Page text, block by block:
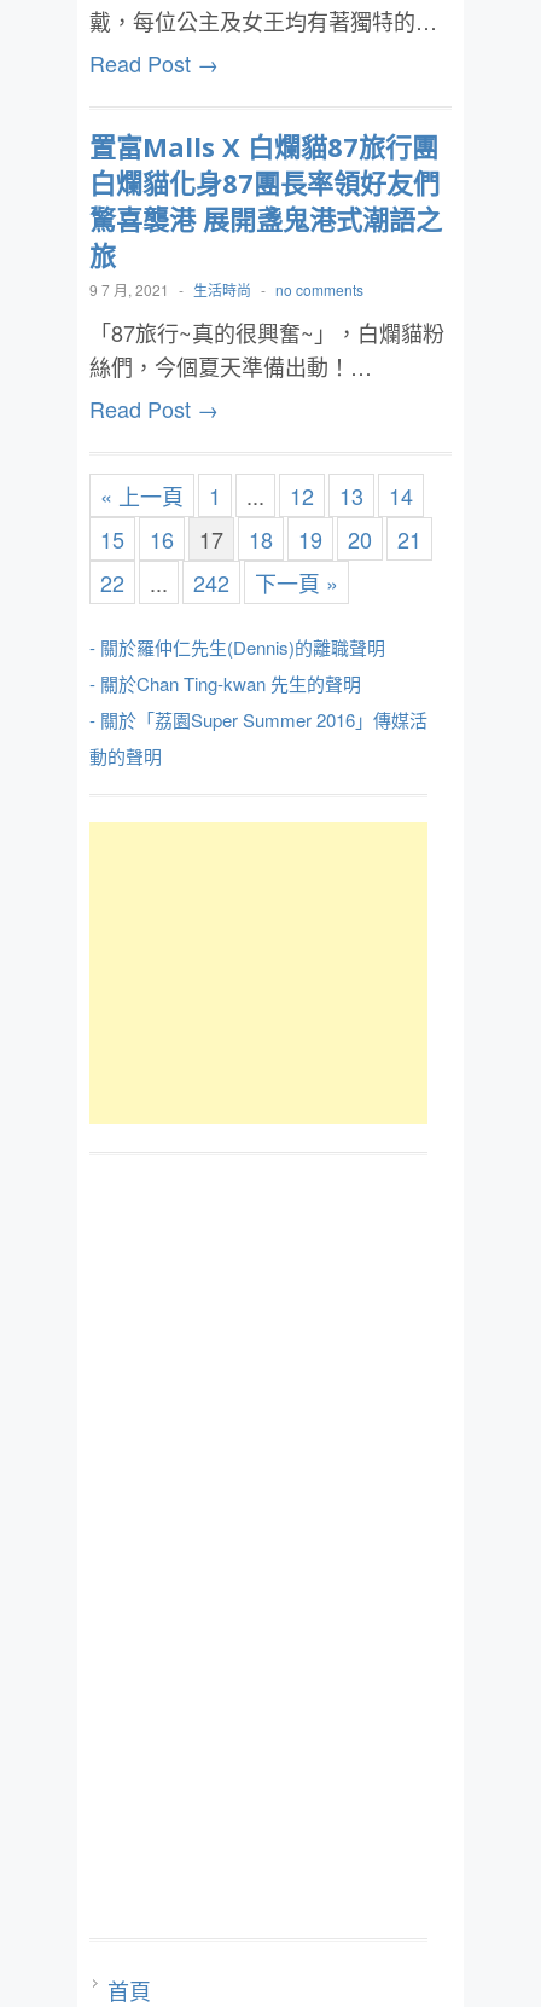
戴，每位公主及女王均有著獨特的…
Read Post →
置富Malls X 白爛貓87旅行團
白爛貓化身87團長率領好友們
驚喜襲港 展開盞鬼港式潮語之
旅
9 7 月, 2021 - 生活時尚 - no comments
「87旅行~真的很興奮~」，白爛貓粉
絲們，今個夏天準備出動！…
Read Post →
« 上一頁 1 ... 12 13
14
15
16 17 18 19 20
21
22
... 242 下一頁 »
- 關於羅仲仁先生(Dennis)的離職聲明
- 關於Chan Ting-kwan 先生的聲明
- 關於「荔園Super Summer 2016」傳媒活
動的聲明
首頁